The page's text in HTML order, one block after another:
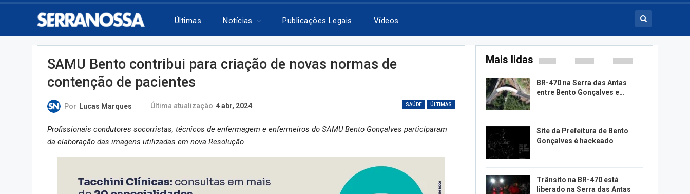
Últimas Notícias Publicações Legais Vídeos
SAMU Bento contribui para criação de novas normas de
contenção de pacientes
SAÚDE ÚLTIMAS
Por Lucas Marques Última atualização 4 abr, 2024
Profissionais condutores socorristas, técnicos de enfermagem e enfermeiros do SAMU Bento Gonçalves participaram
da elaboração das imagens utilizadas em nova Resolução
Mais lidas
BR-470 na Serra das Antas
entre Bento Gonçalves e…
Site da Prefeitura de Bento
Gonçalves é hackeado
Trânsito na BR-470 está
liberado na Serra das Antas